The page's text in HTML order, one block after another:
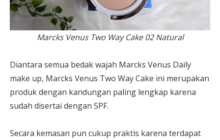
Marcks Venus Two Way Cake 02 Natural
Diantara semua bedak wajah Marcks Venus Daily
make up, Marcks Venus Two Way Cake ini merupakan
produk dengan kandungan paling lengkap karena
sudah disertai dengan SPF.
Secara kemasan pun cukup praktis karena terdapat